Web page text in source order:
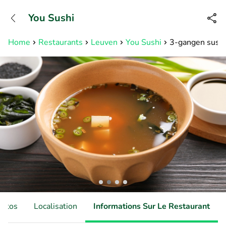
Disponible jusqu'à 23:00 heures
Home Restaurants Leuven You Sushi 3-gangen
You Sushi
Localisation Informations Sur Le Restaurant